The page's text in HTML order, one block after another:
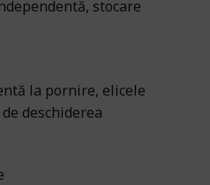
stocare
la pornire, elicele
deschiderea